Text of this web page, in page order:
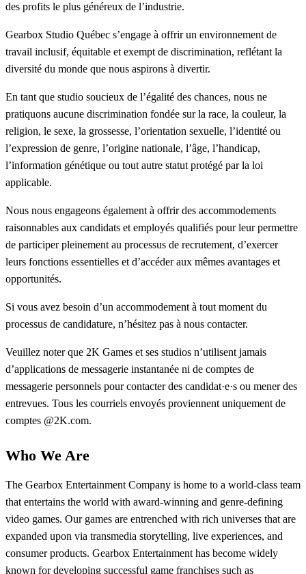
des profits le plus généreux de l’industrie.
Gearbox Studio Québec s’engage à offrir un environnement de
travail inclusif, équitable et exempt de discrimination, reflétant la
diversité du monde que nous aspirons à divertir.
En tant que studio soucieux de l’égalité des chances, nous ne
pratiquons aucune discrimination fondée sur la race, la couleur, la
religion, le sexe, la grossesse, l’orientation sexuelle, l’identité ou
l’expression de genre, l’origine nationale, l’âge, l’handicap,
l’information génétique ou tout autre statut protégé par la loi
applicable.
Nous nous engageons également à offrir des accommodements
raisonnables aux candidats et employés qualifiés pour leur permettre
de participer pleinement au processus de recrutement, d’exercer
leurs fonctions essentielles et d’accéder aux mêmes avantages et
opportunités.
Si vous avez besoin d’un accommodement à tout moment du
processus de candidature, n’hésitez pas à nous contacter.
Veuillez noter que 2K Games et ses studios n’utilisent jamais
d’applications de messagerie instantanée ni de comptes de
messagerie personnels pour contacter des candidat·e·s ou mener des
entrevues. Tous les courriels envoyés proviennent uniquement de
comptes @2K.com.
Who We Are
The Gearbox Entertainment Company is home to a world-class team
that entertains the world with award-winning and genre-defining
video games. Our games are entrenched with rich universes that are
expanded upon via transmedia storytelling, live experiences, and
consumer products. Gearbox Entertainment has become widely
known for developing successful game franchises such as